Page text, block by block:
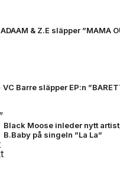
ADAAM & Z.E släpper ”MAMA
VC Barre släpper EP:n
Black Moose inleder nytt
B.Baby på singeln ”La La”